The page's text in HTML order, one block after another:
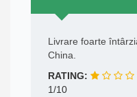
Livrare foarte
China.
RATING:
1/10